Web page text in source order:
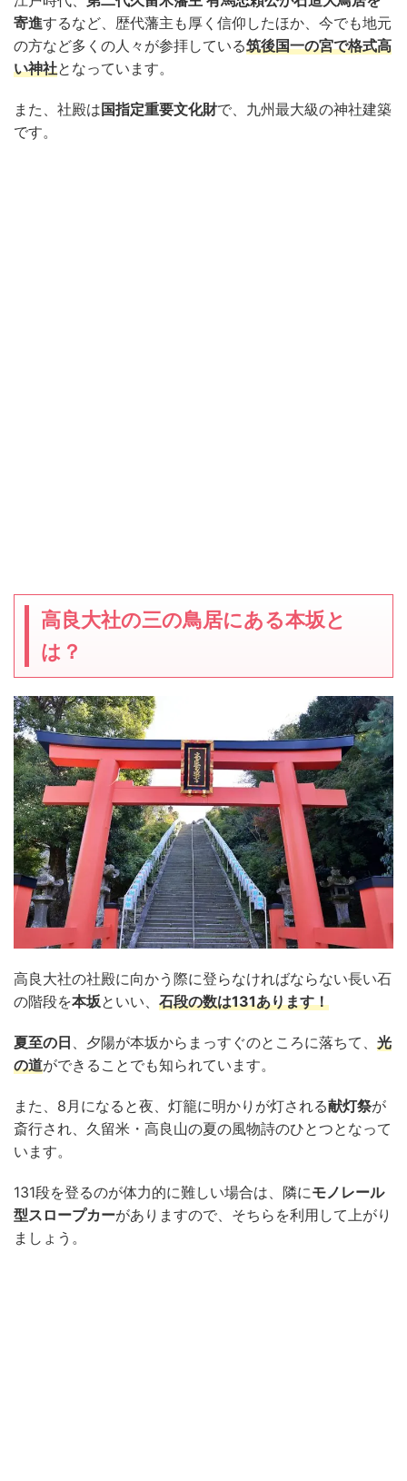
寄進するなど、歴代藩主も厚く信仰したほか、今でも地元
の方など多くの人々が参拝している筑後国一の宮で格式高
い神社となっています。
また、社殿は国指定重要文化財で、九州最大級の神社建築
です。
高良大社の三の鳥居にある本坂と
は？
高良大社の社殿に向かう際に登らなければならない長い石
の階段を本坂といい、 石段の数は131あります！
夏至の日 、夕陽が本坂からまっすぐのところに落ちて、 光
の道ができることでも知られています。
また、8月になると夜、灯籠に明かりが灯される献灯祭が
斎行され、久留米・高良山の夏の風物詩のひとつとなって
います。
131段を登るのが体力的に難しい場合は、隣にモノレール
型スロープカーがありますので、そちらを利用して上がり
ましょう。